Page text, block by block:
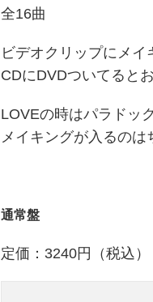
全16曲
ビデオクリップにメイ
CDにDVDついてると
LOVEの時はパラドッ
メイキングが入るのは
通常盤
定価：3240円（税込）